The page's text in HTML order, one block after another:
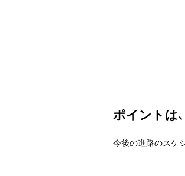
ポイントは
今後の進路のスケ